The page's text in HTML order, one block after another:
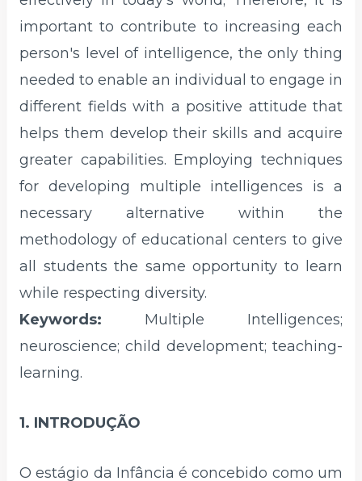
important to contribute to increasing each
person's level of intelligence, the only thing
needed to enable an individual to engage in
different fields with a positive attitude that
helps them develop their skills and acquire
greater capabilities. Employing techniques
for developing multiple intelligences is a
necessary alternative within the
methodology of educational centers to give
all students the same opportunity to learn
while respecting diversity.
Keywords: Multiple Intelligences;
neuroscience; child development; teaching-
learning.
1. INTRODUÇÃO
O estágio da Infância é concebido como um